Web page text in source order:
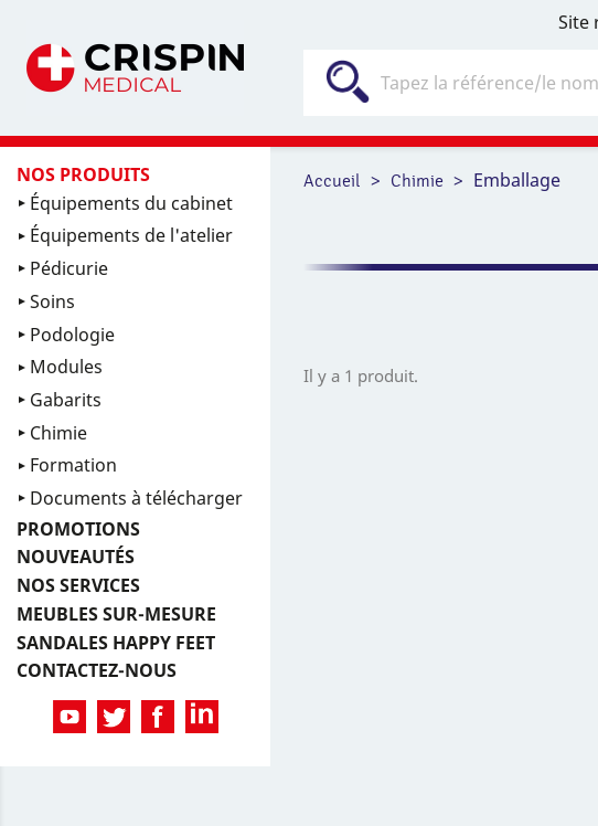
Site
NOS PRODUITS
Équipements du cabinet
Équipements de l'atelier
Pédicurie
Soins
Podologie
Modules
Gabarits
Chimie
Formation
Documents à télécharger
PROMOTIONS
NOUVEAUTÉS
NOS SERVICES
MEUBLES SUR-MESURE
SANDALES HAPPY FEET
CONTACTEZ-NOUS
Accueil Chimie Emballage
Il y a 1 produit.